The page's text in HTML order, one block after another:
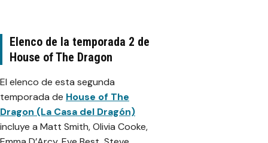
Elenco de la temporada 2 de
House of The Dragon
El elenco de esta segunda
temporada de House of The
Dragon (La Casa del Dragón)
incluye a Matt Smith, Olivia Cooke,